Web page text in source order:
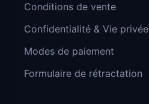
Conditions de vente
Confidentialité & Vie privée
Modes de paiement
Formulaire de rétractation